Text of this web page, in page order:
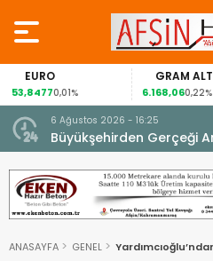
EURO
53,84770,01%
GRAM
6.168,060,22%
6 Ağustos 2026 - 16:25
Büyükşehirden Gerçeği
Kurtarma Tatbikatı.
ANASAYFA GENEL